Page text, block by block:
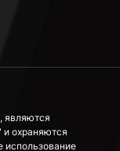
являются
охраняются
использование